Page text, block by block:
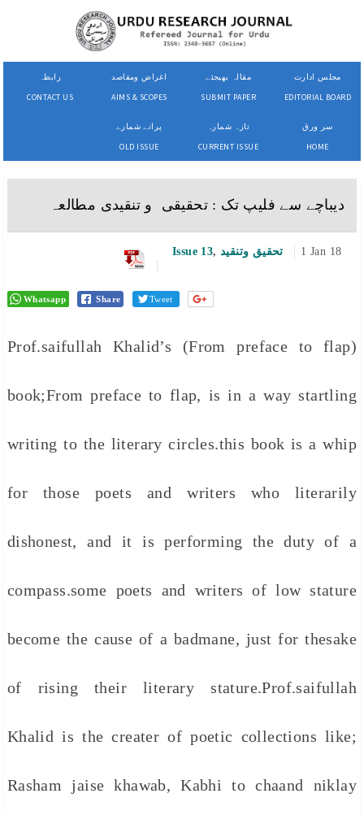
رابطہ
CONTACT US
اغراض ومقاصد
AIMS & SCOPES
مقالہ بھیجئے
SUBMIT PAPER
مجلس ادارت
EDITORIAL BOARD
پرانے شمارے
OLD ISSUE
تازہ شمارہ
CURRENT ISSUE
سر ورق
HOME
دیباچے سے فلیپ تک : تحقیقی و تنقیدی مطالعہ
Issue 13,تحقیق وتنقید 1 Jan 18
Whatsapp Share Tweet
(From preface to flap) Prof.saifullah Khalid’s
book;From preface to flap, is in a way startling
writing to the literary circles.this book is a whip
for those poets and writers who literarily
dishonest, and it is performing the duty of a
compass.some poets and writers of low stature
become the cause of a badmane, just for thesake
of rising their literary stature.Prof.saifullah
Khalid is the creater of poetic collections like;
Rasham jaise khawab, Kabhi to chaand niklay